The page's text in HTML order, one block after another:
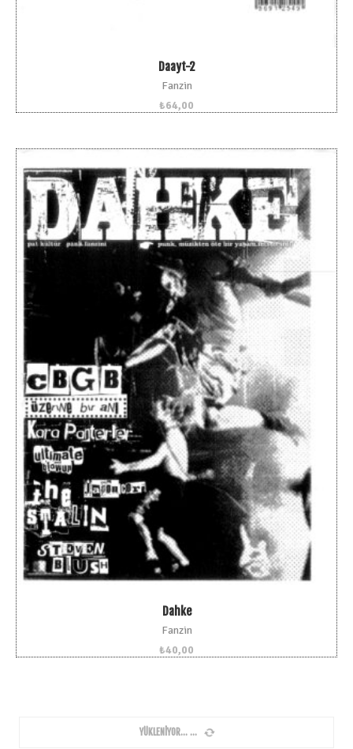
Daayt-2
Fanzin
₺64,00
Dahke
Fanzin
₺40,00
YÜKLENIYOR...